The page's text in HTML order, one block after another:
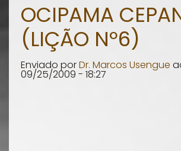
Cepandu
Vali
(Lição
nº7)
-
OCIPAMA
(LIÇÃO Nº6)
Enviado porDr. Marcos Usengue
09/25/2009 - 18:27